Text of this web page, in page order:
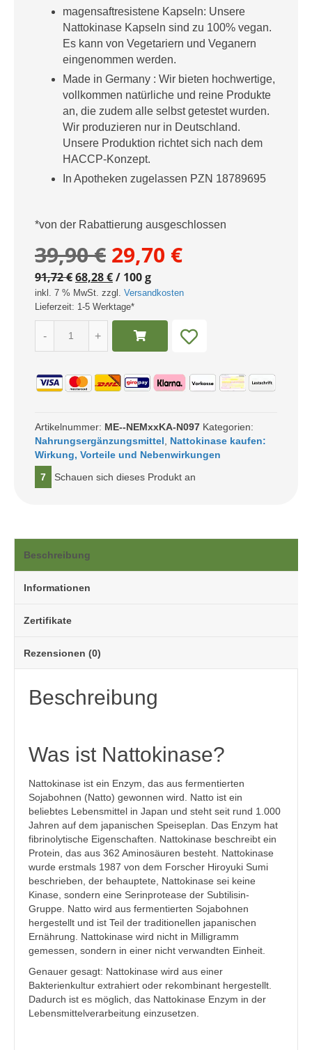
magensaftresistene Kapseln: Unsere
Nattokinase Kapseln sind zu 100% vegan.
Es kann von Vegetariern und Veganern
eingenommen werden.
Made in Germany : Wir bieten hochwertige,
vollkommen natürliche und reine Produkte
an, die zudem alle selbst getestet wurden.
Wir produzieren nur in Deutschland.
Unsere Produktion richtet sich nach dem
HACCP-Konzept.
In Apotheken zugelassen PZN 18789695
*von der Rabattierung ausgeschlossen
39,90€ Ursprünglicher
Preis
war:
39,90 €
29,70 €Aktueller
Preis
29,70 €.
91,72€68,28€/ 100g
inkl. 7 % MwSt. zzgl. Versandkosten
Lieferzeit: 1-5 Werktage*
-
290
Kapseln
+
Artikelnummer: ME--NEMxxKA-N097 Kategorien:
Nahrungsergänzungsmittel
Nattokinase kaufen:
Wirkung, Vorteile und Nebenwirkungen
7
Schauen sich dieses Produkt an
Beschreibung
Informationen
Zertifikate
Rezensionen (0)
Beschreibung
Was ist Nattokinase?
Nattokinase ist ein Enzym, das aus fermentierten
Sojabohnen (Natto) gewonnen wird. Natto ist ein
beliebtes Lebensmittel in Japan und steht seit rund 1.000
Jahren auf dem japanischen Speiseplan. Das Enzym hat
fibrinolytische Eigenschaften. Nattokinase beschreibt ein
Protein, das aus 362 Aminosäuren besteht. Nattokinase
wurde erstmals 1987 von dem Forscher Hiroyuki Sumi
beschrieben, der behauptete, Nattokinase sei keine
Kinase, sondern eine Serinprotease der Subtilisin-
Gruppe. Natto wird aus fermentierten Sojabohnen
hergestellt und ist Teil der traditionellen japanischen
Ernährung. Nattokinase wird nicht in Milligramm
gemessen, sondern in einer nicht verwandten Einheit.
Genauer gesagt: Nattokinase wird aus einer
Bakterienkultur extrahiert oder rekombinant hergestellt.
Dadurch ist es möglich, das Nattokinase Enzym in der
Lebensmittelverarbeitung einzusetzen.